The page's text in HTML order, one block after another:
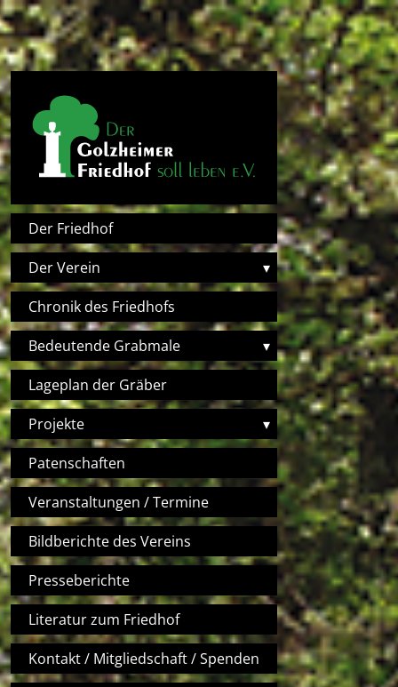
Direkt zum Inhalt
Hauptnavigation
Der Friedhof
Der Verein
▾
Chronik des Friedhofs
Bedeutende Grabmale
▾
Lageplan der Gräber
Projekte
▾
Patenschaften
Veranstaltungen / Termine
Bildberichte des Vereins
Presseberichte
Literatur zum Friedhof
Kontakt / Mitgliedschaft / Spenden